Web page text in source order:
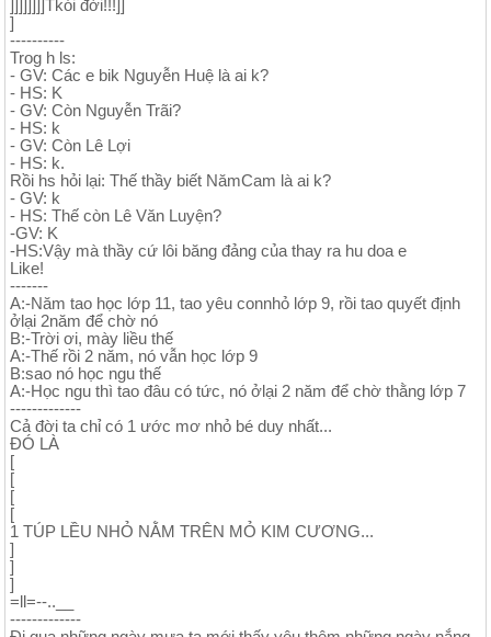
]]]]]]]]Tkói đời!!!]]
]
----------
⁮⁮⁯⁯Trog h ls:
- GV: Các e bik Nguyễn Huệ là ai k?
- HS: K
- GV: Còn Nguyễn Trãi?
- HS: k
- GV: Còn Lê Lợi
- HS: k.
Rồi hs hỏi lại: Thế thầy biết NămCam là ai k?
- GV: k
- HS: Thế còn Lê Văn Luyện?
-GV: K
-HS:Vậy mà thầy cứ lôi băng đảng của thay ra hu doa e
Like!
-------
A:-Năm tao học lớp 11, tao yêu connhỏ lớp 9, rồi tao quyết định
ởlại 2năm để chờ nó
B:-Trời ơi, mày liều thế
A:-Thế rồi 2 năm, nó vẫn học lớp 9
B:sao nó học ngu thế
A:-Học ngu thì tao đâu có tức, nó ởlại 2 năm để chờ thằng lớp 7
-------------
Cả đời ta chỉ có 1 ước mơ nhỏ bé duy nhất...
ĐÓ LÀ
[
[
[
[
1 TÚP LỀU NHỎ NẰM TRÊN MỎ KIM CƯƠNG...
]
]
]
=ll=--..__
-------------